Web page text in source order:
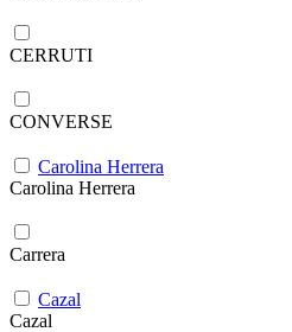
CERRUTI
CONVERSE
Carolina Herrera
Carolina Herrera
Carrera
Cazal
Cazal